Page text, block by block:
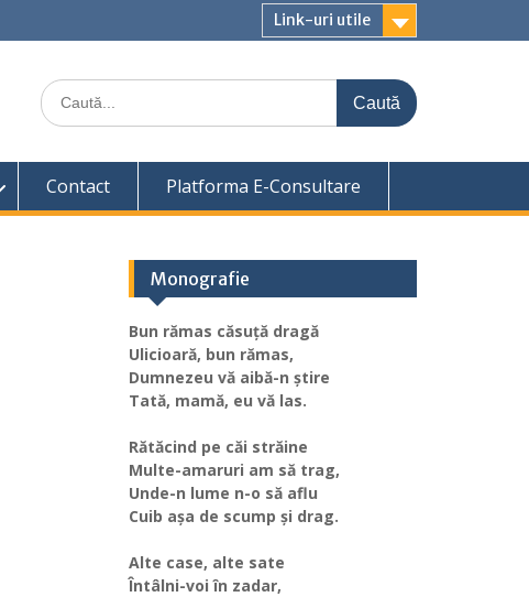
Link-uri utile
Caută
for:
Contact Platforma E-Consultare
Monografie
Bun rămas căsuță dragă
Ulicioară, bun rămas,
Dumnezeu vă aibă-n știre
Tată, mamă, eu vă las.
Rătăcind pe căi străine
Multe-amaruri am să trag,
Unde-n lume n-o să aflu
Cuib așa de scump și drag.
Alte case, alte sate
Întâlni-voi în zadar,